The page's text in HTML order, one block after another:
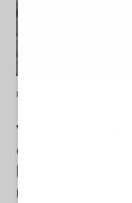
FRONTERA E
Vivas traslada
Ceuta y